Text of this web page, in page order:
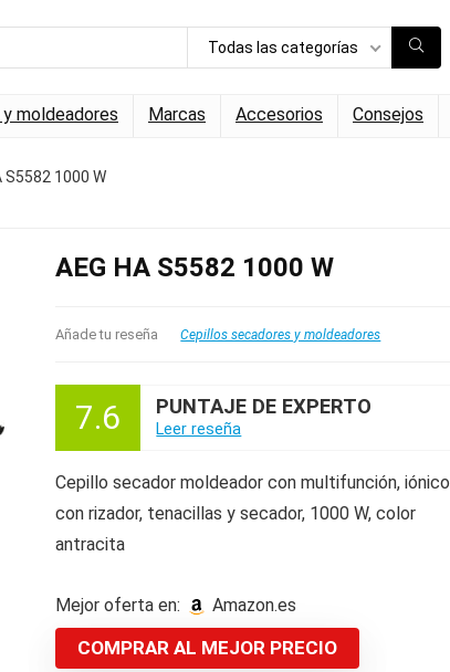
Todas las categorías
moldeadores Marcas Accesorios Consejos
S5582 1000 W
AEG HA S5582 1000 W
Añade tu reseña Cepillos secadores y moldeadores
7.6 PUNTAJE DE EXPERTO
Leer reseña
Cepillo secador moldeador con multifunción, iónico
con rizador, tenacillas y secador, 1000 W, color
antracita
Mejor oferta en: Amazon.es
COMPRAR AL MEJOR PRECIO